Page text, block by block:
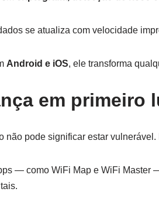
se atualiza com velocidade
Android e iOS, ele transforma
em primeiro
não pode significar estar vulnerável.
— como WiFi Map e WiFi Master